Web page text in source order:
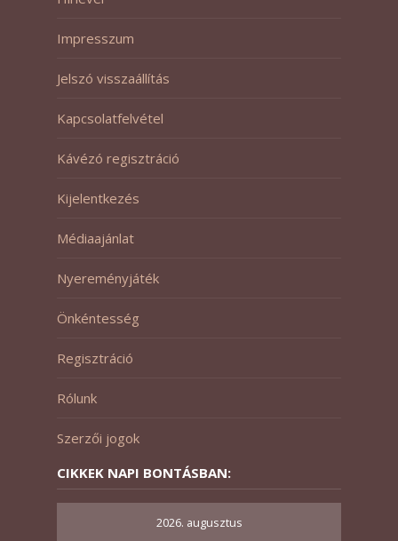
Impresszum
Jelszó visszaállítás
Kapcsolatfelvétel
Kávézó regisztráció
Kijelentkezés
Médiaajánlat
Nyereményjáték
Önkéntesség
Regisztráció
Rólunk
Szerzői jogok
CIKKEK NAPI BONTÁSBAN:
2026. augusztus